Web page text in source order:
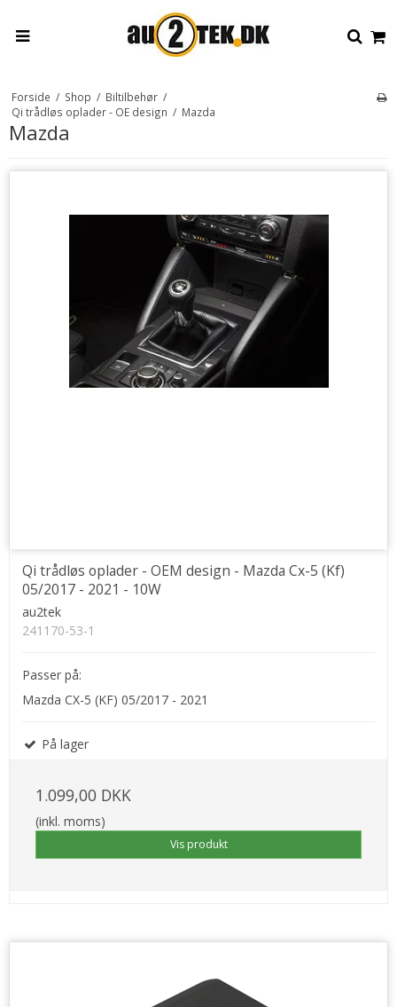
Forside / Shop / Biltilbehør /
Qi trådløs oplader - OE design / Mazda
Mazda
Qi trådløs oplader - OEM design - Mazda Cx-5 (Kf)
05/2017 - 2021 - 10W
au2tek
241170-53-1
Passer på:
Mazda CX-5 (KF) 05/2017 - 2021
På lager
1.099,00 DKK
(inkl. moms)
Vis produkt